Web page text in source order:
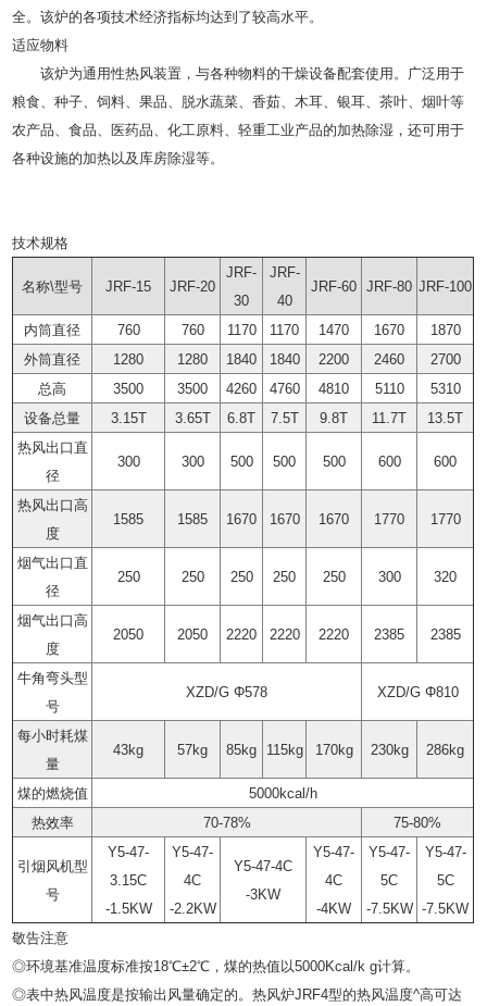
全。该炉的各项技术经济指标均达到了较高水平。
适应物料
该炉为通用性热风装置，与各种物料的干燥设备配套使用。广泛用于
粮食、种子、饲料、果品、脱水蔬菜、香茹、木耳、银耳、茶叶、烟叶等
农产品、食品、医药品、化工原料、轻重工业产品的加热除湿，还可用于
各种设施的加热以及库房除湿等。
技术规格
名称\型号 JRF-15 JRF-20
JRF-
30
JRF-
40
JRF-60 JRF-80 JRF-100
内筒直径 760 760 1170 1170 1470 1670
1870
外筒直径
1280 1280 1840 1840 2200 2460
2700
总高
3500 3500 4260 4760 4810 5110
5310
设备总量
3.15T 3.65T 6.8T 7.5T 9.8T 11.7T
13.5T
热风出口直
径
300 300 500 500 500 600 600
热风出口高
度
1585 1585 1670 1670 1670 1770 1770
烟气出口直
径
250 250 250 250 250 300 320
烟气出口高
度
2050 2050 2220 2220 2220 2385 2385
牛角弯头型
号
XZD/G Φ578 XZD/G Φ810
每小时耗煤
量
43kg 57kg 85kg 115kg 170kg 230kg 286kg
煤的燃烧值
5000kcal/h
热效率
70-78% 75-80%
引烟风机型
号
Y5-47-
3.15C
-1.5KW
Y5-47-
4C
-2.2KW
Y5-47-4C
-3KW
Y5-47-
4C
-4KW
Y5-47-
5C
-7.5KW
Y5-47-
5C
-7.5KW
敬告注意
◎环境基准温度标准按18℃±2℃，煤的热值以5000Kcal/k g计算。
◎表中热风温度是按输出风量确定的。热风炉JRF4型的热风温度^高可达